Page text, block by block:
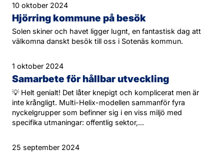
10 oktober 2024
Hjörring kommune på besök
Solen skiner och havet ligger lugnt, en fantastisk dag att
välkomna danskt besök till oss i Sotenäs kommun.
1 oktober 2024
Samarbete för hållbar utveckling
💡 Helt genialt! Det låter knepigt och komplicerat men är
inte krångligt. Multi-Helix-modellen sammanför fyra
nyckelgrupper som befinner sig i en viss miljö med
specifika utmaningar: offentlig sektor,...
25 september 2024